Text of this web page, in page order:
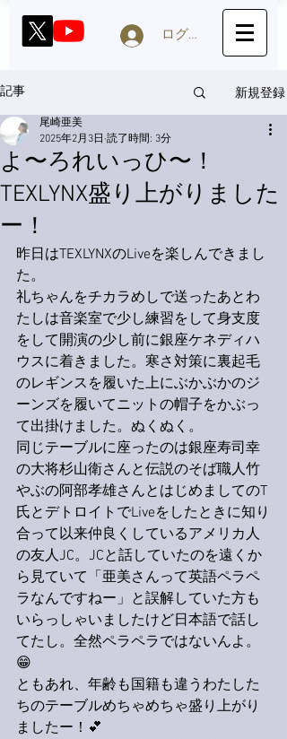
ログイン
記事 新規登録
よ〜ろれいっひ〜！
TEXLYNX盛り上がりました
ー！
尾崎亜美
2025年2月3日 読了時間: 3分
昨日はTEXLYNXのLiveを楽しんできまし
た。
礼ちゃんをチカラめしで送ったあとわ
たしは音楽室で少し練習をして身支度
をして開演の少し前に銀座ケネディハ
ウスに着きました。寒さ対策に裏起毛
のレギンスを履いた上にぶかぶかのジ
ーンズを履いてニットの帽子をかぶっ
て出掛けました。ぬくぬく。
同じテーブルに座ったのは銀座寿司幸
の大将杉山衛さんと伝説のそば職人竹
やぶの阿部孝雄さんとはじめましてのT
氏とデトロイトでLiveをしたときに知り
合って以来仲良くしているアメリカ人
の友人JC。JCと話していたのを遠くか
ら見ていて「亜美さんって英語ペラペ
ラなんですねー」と誤解していた方も
いらっしゃいましたけど日本語で話し
てたし。全然ペラペラではないんよ。
😁
ともあれ、年齢も国籍も違うわたした
ちのテーブルめちゃめちゃ盛り上がり
ましたー！💕